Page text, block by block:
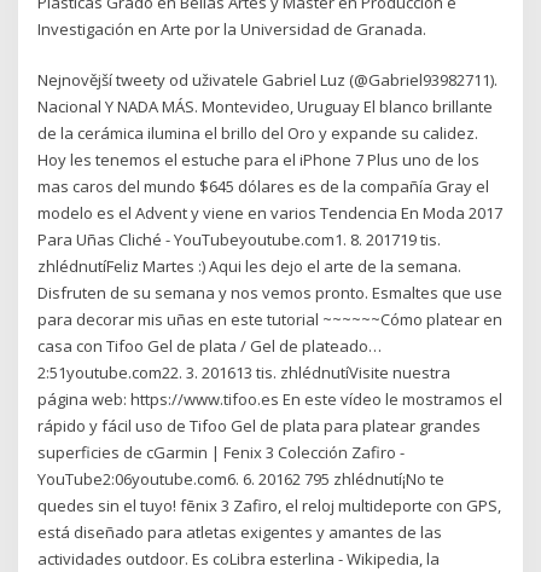
Investigación en Arte por la Universidad de Granada.
Nejnovější tweety od uživatele Gabriel Luz (@Gabriel93982711).
Nacional Y NADA MÁS. Montevideo, Uruguay El blanco brillante
de la cerámica ilumina el brillo del Oro y expande su calidez.
Hoy les tenemos el estuche para el iPhone 7 Plus uno de los
mas caros del mundo $645 dólares es de la compañía Gray el
modelo es el Advent y viene en varios Tendencia En Moda 2017
Para Uñas Cliché - YouTubeyoutube.com1. 8. 201719 tis.
zhlédnutíFeliz Martes :) Aqui les dejo el arte de la semana.
Disfruten de su semana y nos vemos pronto. Esmaltes que use
para decorar mis uñas en este tutorial ~~~~~~Cómo platear en
casa con Tifoo Gel de plata / Gel de plateado…
2:51youtube.com22. 3. 201613 tis. zhlédnutíVisite nuestra
página web: https://www.tifoo.es En este vídeo le mostramos el
rápido y fácil uso de Tifoo Gel de plata para platear grandes
superficies de cGarmin | Fenix 3 Colección Zafiro -
YouTube2:06youtube.com6. 6. 20162 795 zhlédnutí¡No te
quedes sin el tuyo! fēnix 3 Zafiro, el reloj multideporte con GPS,
está diseñado para atletas exigentes y amantes de las
actividades outdoor. Es coLibra esterlina - Wikipedia, la